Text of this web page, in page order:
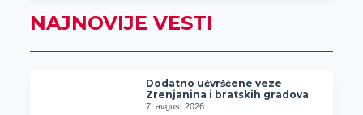
NAJNOVIJE VESTI
Dodatno učvršćene veze
Zrenjanina i bratskih gradova
7. avgust 2026.